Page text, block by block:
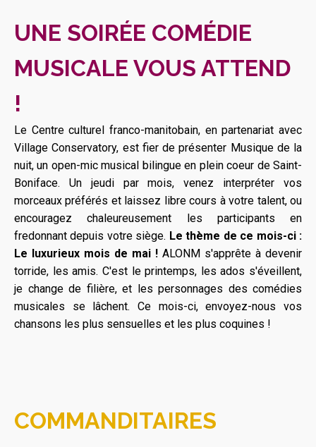
UNE SOIRÉE COMÉDIE
MUSICALE VOUS ATTEND
!
Le Centre culturel franco-manitobain, en partenariat avec
Village Conservatory, est fier de présenter Musique de la
nuit, un open-mic musical bilingue en plein coeur de Saint-
Boniface. Un jeudi par mois, venez interpréter vos
morceaux préférés et laissez libre cours à votre talent, ou
encouragez chaleureusement les participants en
fredonnant depuis votre siège. Le thème de ce mois-ci :
Le luxurieux mois de mai ! ALONM s'apprête à devenir
torride, les amis. C'est le printemps, les ados s'éveillent,
je change de filière, et les personnages des comédies
musicales se lâchent. Ce mois-ci, envoyez-nous vos
chansons les plus sensuelles et les plus coquines !
COMMANDITAIRES